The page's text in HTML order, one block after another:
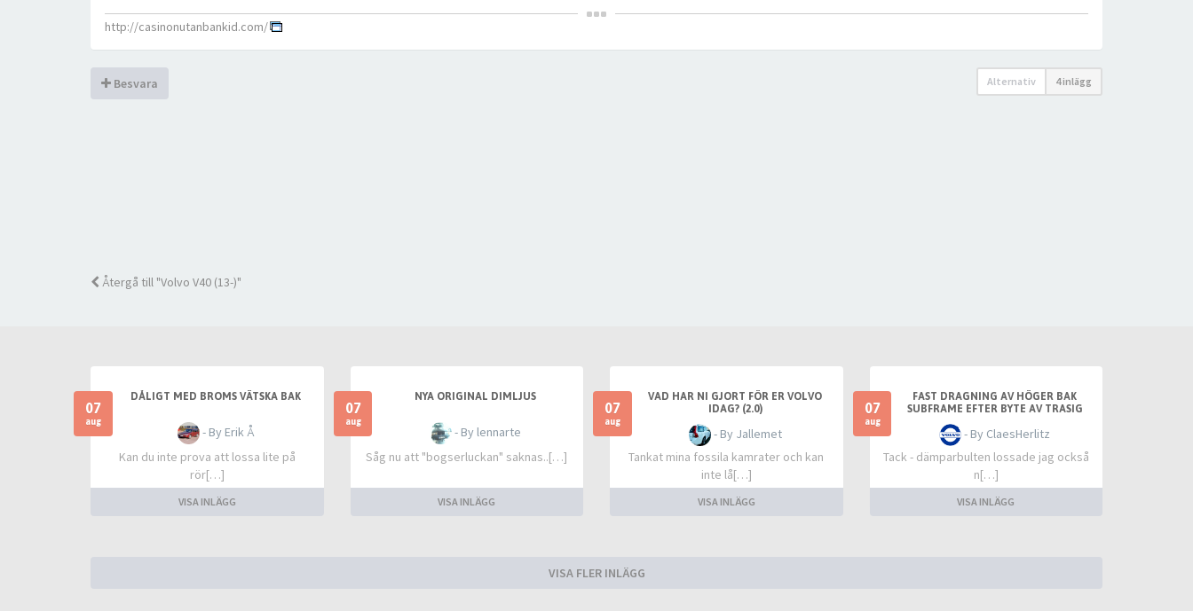
http://casinonutanbankid.com/
Besvara Alternativ 4 inlägg
Återgå till "Volvo V40 (13-)"
07
aug
DÅLIGT MED BROMS VÄTSKA BAK
- By Erik Å
Kan du inte prova att lossa lite på
rör[…]
VISA INLÄGG
07
aug
NYA ORIGINAL DIMLJUS
- By lennarte
Såg nu att "bogserluckan" saknas..[…]
VISA INLÄGG
07
aug
VAD HAR NI GJORT FÖR ER VOLVO
IDAG? (2.0)
- By Jallemet
Tankat mina fossila kamrater och kan
inte lå[…]
VISA INLÄGG
07
aug
FAST DRAGNING AV HÖGER BAK
SUBFRAME EFTER BYTE AV TRASIG
SLANGKOPPLING MELLAN TANKLOCK
OCH TANK
- By ClaesHerlitz
Tack - dämparbulten lossade jag också
n[…]
VISA INLÄGG
VISA FLER INLÄGG